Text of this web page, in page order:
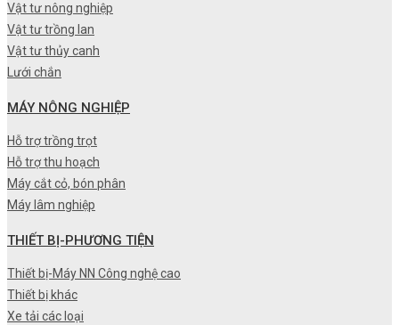
Vật tư nông nghiệp
Vật tư trồng lan
Vật tư thủy canh
Lưới chắn
MÁY NÔNG NGHIỆP
Hỗ trợ trồng trọt
Hỗ trợ thu hoạch
Máy cắt cỏ, bón phân
Máy lâm nghiệp
THIẾT BỊ-PHƯƠNG TIỆN
Thiết bị-Máy NN Công nghệ cao
Thiết bị khác
Xe tải các loại